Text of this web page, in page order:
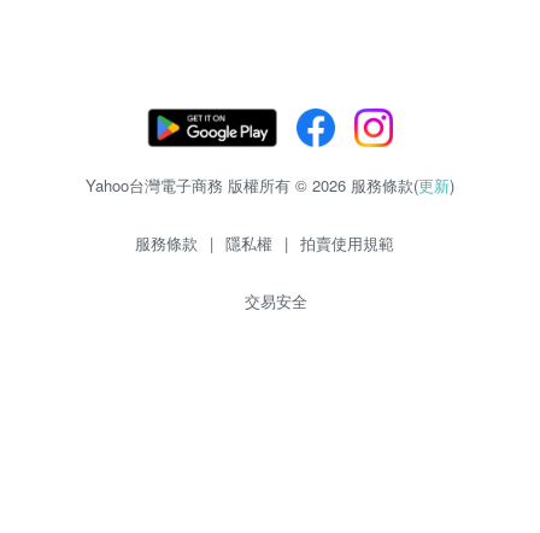
Yahoo台灣電子商務 版權所有 © 2026 服務條款(更新)
服務條款 | 隱私權 | 拍賣使用規範
交易安全